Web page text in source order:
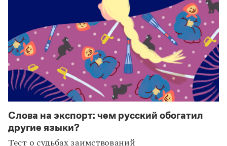
Слова на экспорт: чем русский обогатил
другие языки?
Тест о судьбах заимствований